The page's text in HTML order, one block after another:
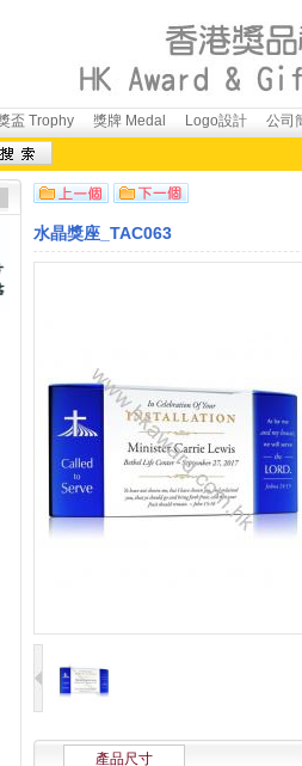
盃 Trophy 獎牌 Medal Logo設計 公司
水晶獎座_TAC063
產品尺寸